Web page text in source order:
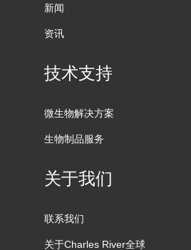
新闻
资讯
技术支持
微生物解决方案
生物制品服务
关于我们
联系我们
关于Charles River全球